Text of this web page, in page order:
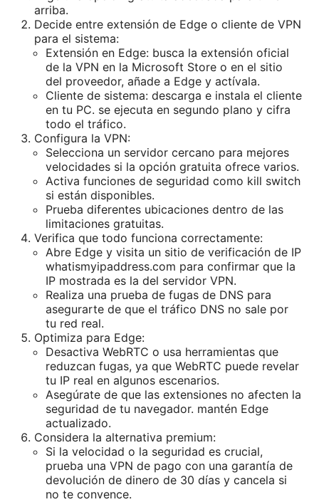
arriba.
Decide entre extensión de Edge o cliente de VPN
para el sistema:
Extensión en Edge: busca la extensión oficial
de la VPN en la Microsoft Store o en el sitio
del proveedor, añade a Edge y actívala.
Cliente de sistema: descarga e instala el cliente
en tu PC. se ejecuta en segundo plano y cifra
todo el tráfico.
Configura la VPN:
Selecciona un servidor cercano para mejores
velocidades si la opción gratuita ofrece varios.
Activa funciones de seguridad como kill switch
si están disponibles.
Prueba diferentes ubicaciones dentro de las
limitaciones gratuitas.
Verifica que todo funciona correctamente:
Abre Edge y visita un sitio de verificación de IP
whatismyipaddress.com para confirmar que la
IP mostrada es la del servidor VPN.
Realiza una prueba de fugas de DNS para
asegurarte de que el tráfico DNS no sale por
tu red real.
Optimiza para Edge:
Desactiva WebRTC o usa herramientas que
reduzcan fugas, ya que WebRTC puede revelar
tu IP real en algunos escenarios.
Asegúrate de que las extensiones no afecten la
seguridad de tu navegador. mantén Edge
actualizado.
Considera la alternativa premium:
Si la velocidad o la seguridad es crucial,
prueba una VPN de pago con una garantía de
devolución de dinero de 30 días y cancela si
no te convence.